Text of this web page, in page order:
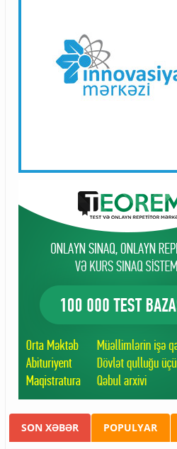
SON XƏBƏR POPULYAR